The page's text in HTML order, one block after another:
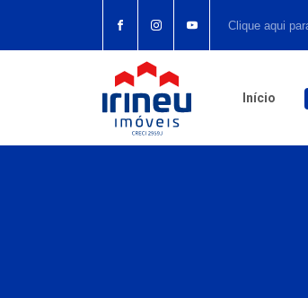
Início